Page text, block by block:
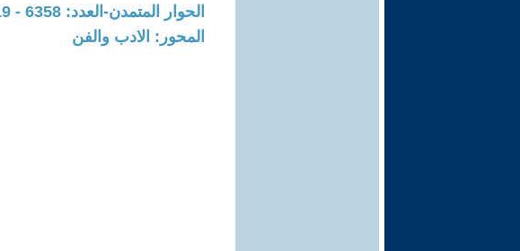
الحوار المتمدن-العدد: 6358 - 2019 / 9 / 22 - 02:11
المحور: الادب والفن